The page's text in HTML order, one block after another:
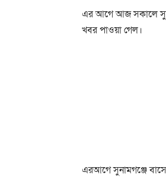
এর আগে আজ সকালে
খবর পাওয়া গেল।
এরআগে সুনামগঞ্জে